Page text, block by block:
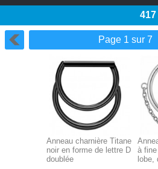
Page 1 sur 7
Anneau charnière Titane
noir en forme de lettre D
doublée
à
lobe,